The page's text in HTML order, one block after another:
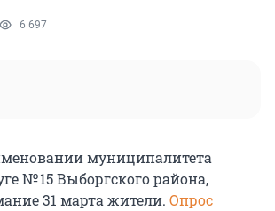
6 697
муниципалитета
№ 15 Выборгского района,
31 марта жители. Опрос